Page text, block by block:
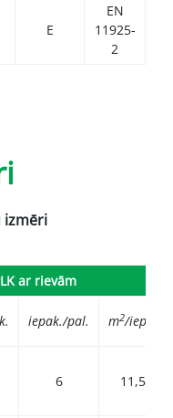
E
EN
11925-
2
izmēri
ar rievām
iepak./pal. m2/iepak.
6 11,52